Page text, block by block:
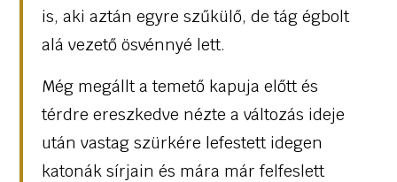
is, aki aztán egyre szűkülő, de tág égbolt
alá vezető ösvénnyé lett.
Még megállt a temető kapuja előtt és
térdre ereszkedve nézte a változás ideje
után vastag szürkére lefestett idegen
katonák sírjain és mára már felfeslett